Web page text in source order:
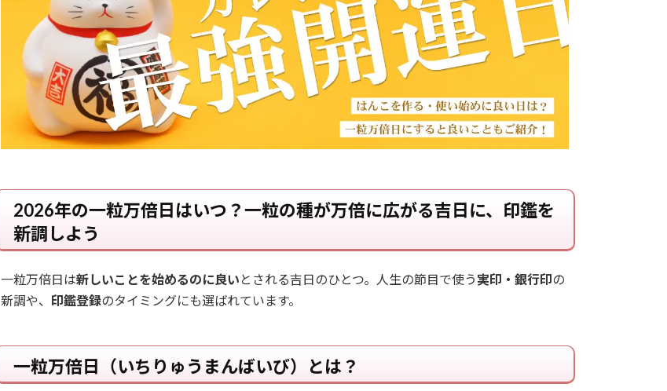
2026年の一粒万倍日はいつ？一粒の種が万倍に広がる吉日に、印鑑を
新調しよう
一粒万倍日は新しいことを始めるのに良い とされる吉日のひとつ。人生の節目で使う 実印・銀行印の
新調や、 印鑑登録のタイミングにも選ばれています。
一粒万倍日（いちりゅうまんばいび）とは？